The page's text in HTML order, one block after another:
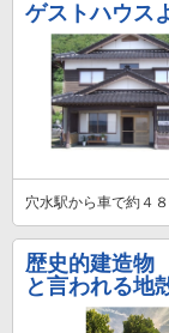
ゲストハウス
穴水駅から車で約４
歴史的建造
と言われる地